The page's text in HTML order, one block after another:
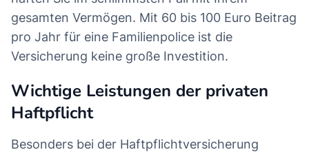
gesamten Vermögen. Mit 60 bis 100 Euro Beitrag
pro Jahr für eine Familienpolice ist die
Versicherung keine große Investition.
Wichtige Leistungen der privaten
Haftpflicht
Besonders bei der Haftpflichtversicherung